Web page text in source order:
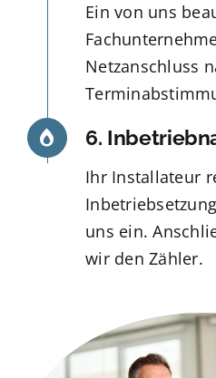
Ein von uns
Netzanschluss
6.
Ihr Installateur
uns ein.
wir den Zähler.